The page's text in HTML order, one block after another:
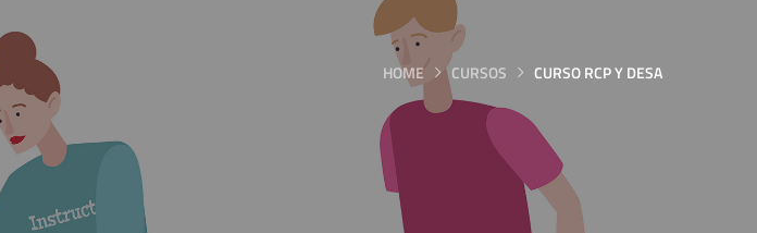
HOME CURSOS CURSO RCP Y DESA